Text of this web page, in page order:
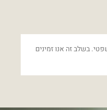
בשלב זה אנו זמינים